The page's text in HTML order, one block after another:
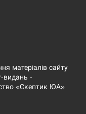
матеріалів сайту
видань -
«Скептик ЮА»